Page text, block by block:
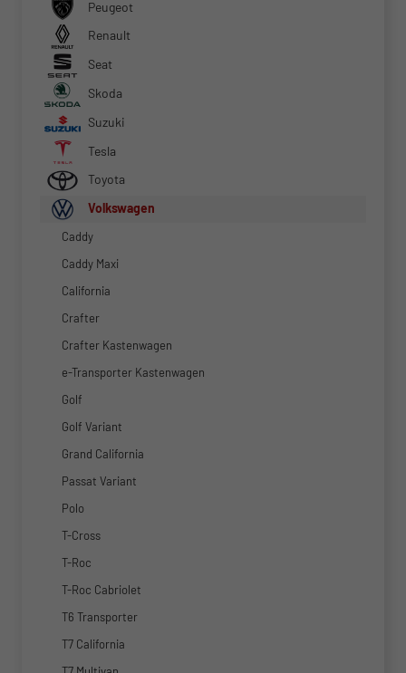
Peugeot
Renault
Seat
Skoda
Suzuki
Tesla
Toyota
Volkswagen
Caddy
Caddy Maxi
California
Crafter
Crafter Kastenwagen
e-Transporter Kastenwagen
Golf
Golf Variant
Grand California
Passat Variant
Polo
T-Cross
T-Roc
T-Roc Cabriolet
T6 Transporter
T7 California